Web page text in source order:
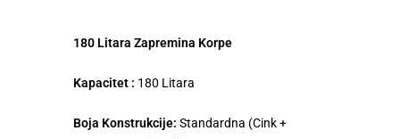
180 Litara Zapremina Korpe
Kapacitet : 180 Litara
Boja Konstrukcije: Standardna (Cink +